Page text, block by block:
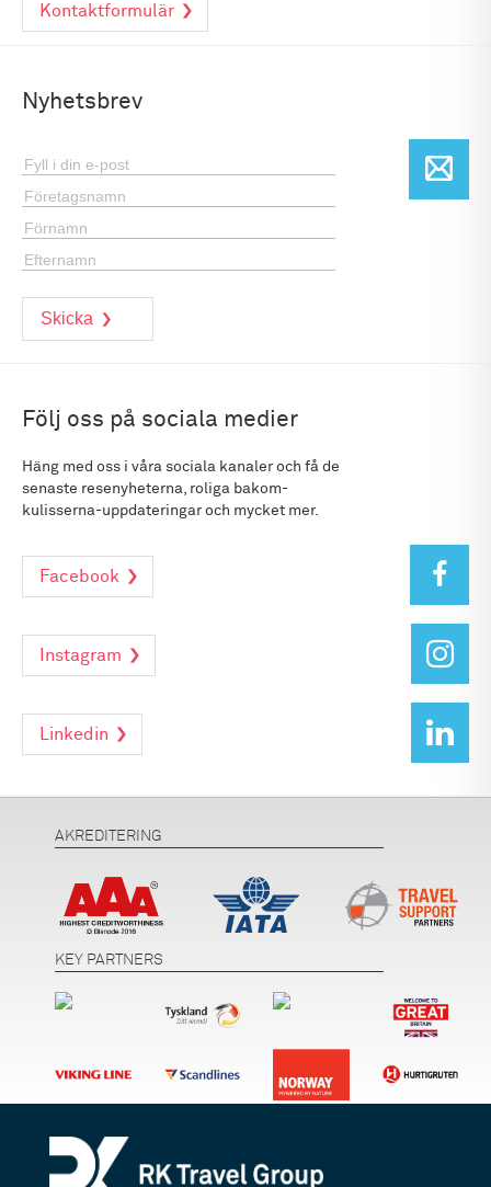
Kontaktformulär
Nyhetsbrev
Följ oss på sociala medier
Häng med oss i våra sociala kanaler och få de
senaste resenyheterna, roliga bakom-
kulisserna-uppdateringar och mycket mer.
Facebook
Instagram
Linkedin
AKREDITERING
KEY PARTNERS